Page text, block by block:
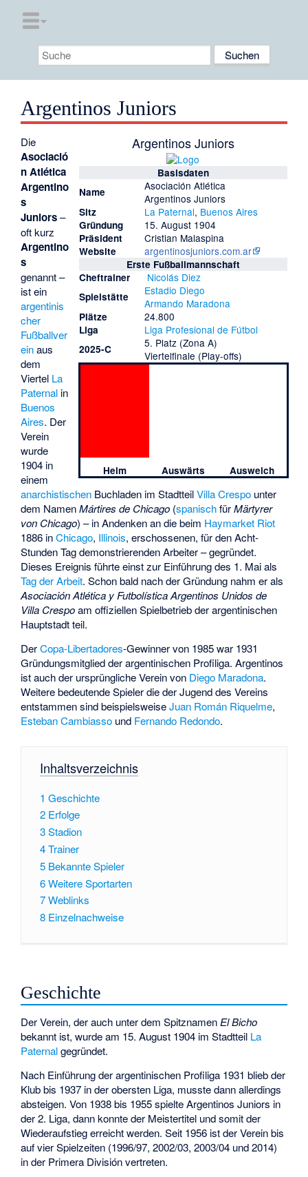
Argentinos Juniors
Argentinos Juniors
Basisdaten
Name
Asociación Atlética
Argentinos Juniors
Sitz La Paternal, Buenos Aires
Gründung 15. August 1904
Präsident Cristian Malaspina
Website argentinosjuniors.com.ar
Erste Fußballmannschaft
Cheftrainer
Nicolás Diez
Spielstätte
Estadio Diego
Armando Maradona
Plätze 24.800
Liga Liga Profesional de Fútbol
2025-C
5. Platz (Zona A)
Viertelfinale (Play-offs)
Heim Auswärts Ausweich
Die
Asociació
n Atlética
Argentino
s
Juniors–
oft kurz
Argentino
s
genannt –
ist ein
argentinis
cher
Fußballver
einaus
dem
Viertel La
Paternal in
Buenos
Aires. Der
Verein
wurde
1904 in
einem
anarchistischen Buchladen im StadtteilVilla Crespo unter
dem NamenMártires de Chicago (spanischfürMärtyrer
von Chicago) – in Andenken an die beim Haymarket Riot
1886 inChicago, Illinois, erschossenen, für den Acht-
Stunden Tag demonstrierenden Arbeiter – gegründet.
Dieses Ereignis führte einst zur Einführung des 1. Mai als
Tag der Arbeit. Schon bald nach der Gründung nahm er als
Asociación Atlética y Futbolística Argentinos Unidos de
Villa Crespoam offiziellen Spielbetrieb der argentinischen
Hauptstadt teil.
DerCopa-Libertadores-Gewinner von 1985 war 1931
Gründungsmitglied der argentinischen Profiliga. Argentinos
ist auch der ursprüngliche Verein von Diego Maradona.
Weitere bedeutende Spieler die der Jugend des Vereins
entstammen sind beispielsweiseJuan Román Riquelme,
Esteban Cambiasso und Fernando Redondo.
Inhaltsverzeichnis
1 Geschichte
2 Erfolge
3Stadion
4Trainer
5 Bekannte Spieler
6Weitere Sportarten
7Weblinks
8 Einzelnachweise
Geschichte
Der Verein, der auch unter dem SpitznamenEl Bicho
bekannt ist, wurde am 15. August 1904 im Stadtteil La
Paternalgegründet.
Nach Einführung der argentinischen Profiliga 1931 blieb der
Klub bis 1937 in der obersten Liga, musste dann allerdings
absteigen. Von 1938 bis 1955 spielte Argentinos Juniors in
der 2. Liga, dann konnte der Meistertitel und somit der
Wiederaufstieg erreicht werden. Seit 1956 ist der Verein bis
auf vier Spielzeiten (1996/97, 2002/03, 2003/04 und 2014)
in der Primera División vertreten.